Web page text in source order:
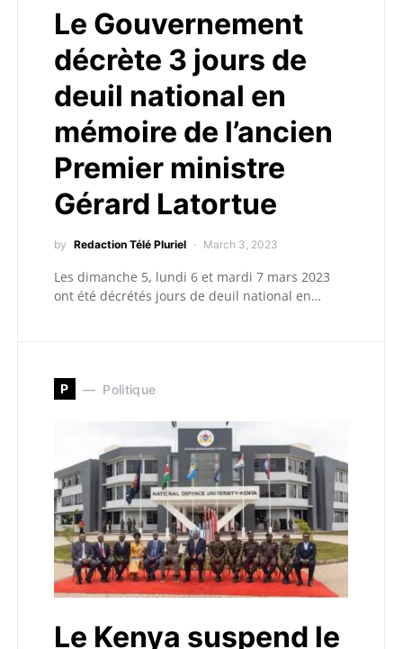
Le Gouvernement
décrète 3 jours de
deuil national en
mémoire de l’ancien
Premier ministre
Gérard Latortue
by Redaction Télé Pluriel March 3, 2023
Les dimanche 5, lundi 6 et mardi 7 mars 2023
ont été décrétés jours de deuil national en…
P Politique
Le Kenya suspend le